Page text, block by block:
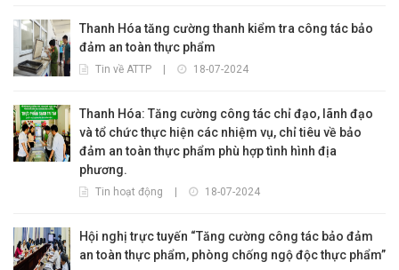
Thanh Hóa tăng cường thanh kiểm tra công tác bảo
đảm an toàn thực phẩm
Tin về ATTP 18-07-2024
Thanh Hóa: Tăng cường công tác chỉ đạo, lãnh đạo
và tổ chức thực hiện các nhiệm vụ, chỉ tiêu về bảo
đảm an toàn thực phẩm phù hợp tình hình địa
phương.
Tin hoạt động 18-07-2024
Hội nghị trực tuyến “Tăng cường công tác bảo đảm
an toàn thực phẩm, phòng chống ngộ độc thực phẩm”